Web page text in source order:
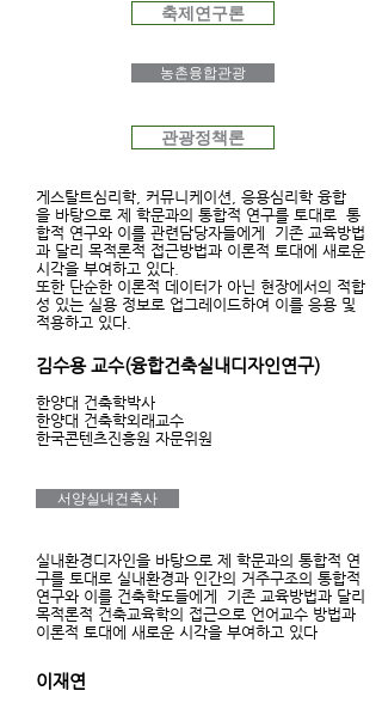
축제연구론
농촌융합관광
관광정책론
게스탈트심리학, 커뮤니케이션, 응용심리학 융합
을 바탕으로 제 학문과의 통합적 연구를 토대로 통
합적 연구와 이를 관련담당자들에게 기존 교육방법
과 달리 목적론적 접근방법과 이론적 토대에 새로운
시각을 부여하고 있다.
또한 단순한 이론적 데이터가 아닌 현장에서의 적합
성 있는 실용 정보로 업그레이드하여 이를 응용 및
적용하고 있다.
김수용 교수(융합건축실내디자인연구)
한양대 건축학박사
한양대 건축학외래교수
한국콘텐츠진흥원 자문위원
서양실내건축사
실내환경디자인을 바탕으로 제 학문과의 통합적 연
구를 토대로 실내환경과 인간의 거주구조의 통합적
연구와 이를 건축학도들에게 기존 교육방법과 달리
목적론적 건축교육학의 접근으로 언어교수 방법과
이론적 토대에 새로운 시각을 부여하고 있다
이재연